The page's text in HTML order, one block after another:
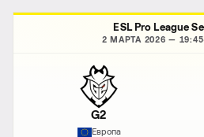
ESL Pro League
2 МАРТА 2026 — 19:45
G2
Европа